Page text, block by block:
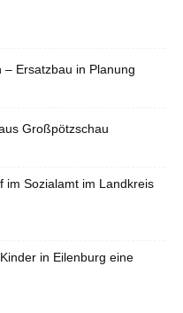
Ersatzbau in Planung
Großpötzschau
im Sozialamt im Landkreis
in Eilenburg eine